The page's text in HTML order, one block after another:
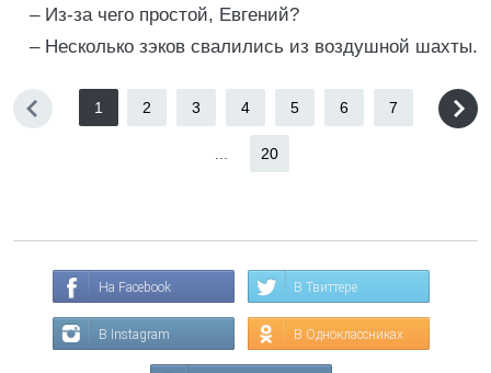
– Из-за чего простой, Евгений?
– Несколько зэков свалились из воздушной шахты.
1 2 3 4 5 6 7
20
На Facebook В Твиттере
В Instagram В Одноклассниках